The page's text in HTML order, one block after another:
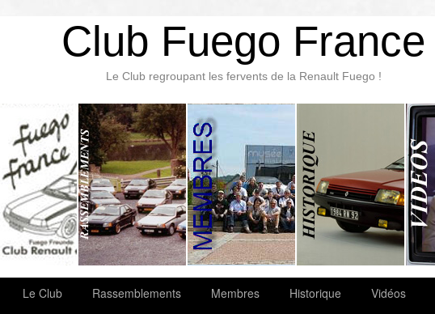
Club Fuego France
Le Club regroupant les fervents de la Renault Fuego !
Le Club Rassemblements Membres Historique Vidéos